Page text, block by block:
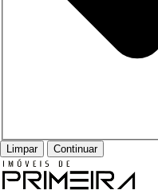
Limpar Continuar